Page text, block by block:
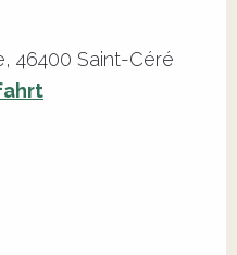
46400 Saint-Céré